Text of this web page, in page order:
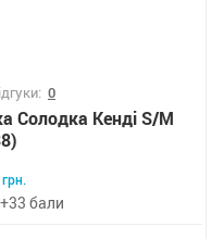
0
Солодка Кенді S/M
грн.
+33 бали